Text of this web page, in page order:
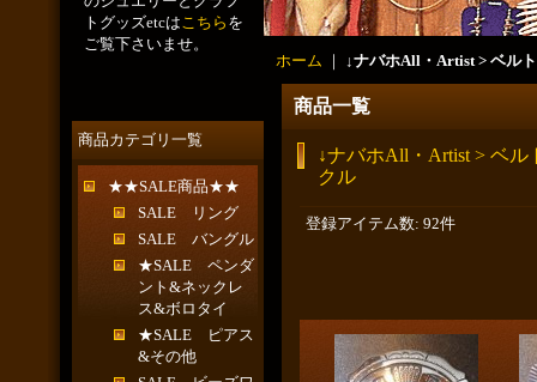
トグッズetcはこちら を
ご覧下さいませ。
商品カテゴリ一覧
★★SALE商品★★
SALE リング
SALE バングル
★SALE ペンダ
ント&ネックレ
ス&ボロタイ
★SALE ピアス
&その他
ホーム ｜ ↓ナバホAll・Artist > ベル
商品一覧
↓ナバホAll・Artist > ベル
クル
登録アイテム数: 92件